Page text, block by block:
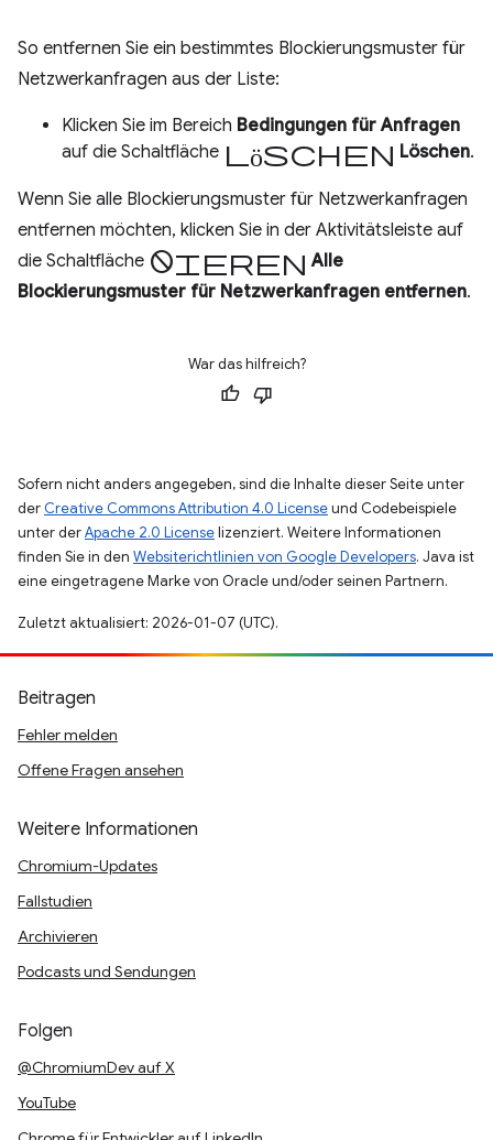
So entfernen Sie ein bestimmtes Blockierungsmuster für
Netzwerkanfragen aus der Liste:
Klicken Sie im Bereich Bedingungen für Anfragen
auf die Schaltfläche Löschen Löschen.
Wenn Sie alle Blockierungsmuster für Netzwerkanfragen
entfernen möchten, klicken Sie in der Aktivitätsleiste auf
die Schaltfläche Blockieren Alle
Blockierungsmuster für Netzwerkanfragen entfernen.
War das hilfreich?
Sofern nicht anders angegeben, sind die Inhalte dieser Seite unter
der Creative Commons Attribution 4.0 Licenseund Codebeispiele
unter derApache 2.0 Licenselizenziert. Weitere Informationen
finden Sie in den Websiterichtlinien von Google Developers. Java ist
eine eingetragene Marke von Oracle und/oder seinen Partnern.
Zuletzt aktualisiert: 2026-01-07 (UTC).
Beitragen
Fehler melden
Offene Fragen ansehen
Weitere Informationen
Chromium-Updates
Fallstudien
Archivieren
Podcasts und Sendungen
Folgen
@ChromiumDev auf X
YouTube